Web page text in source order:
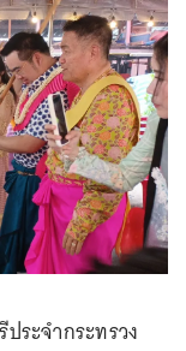
ระจำกระทรวง